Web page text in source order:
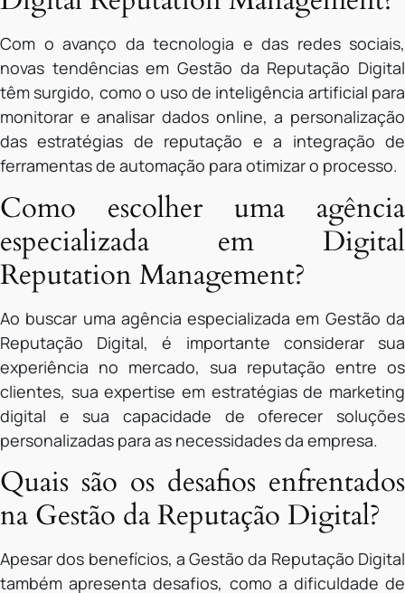
Com o avanço da tecnologia e das redes sociais,
novas tendências em Gestão da Reputação Digital
têm surgido, como o uso de inteligência artificial para
monitorar e analisar dados online, a personalização
das estratégias de reputação e a integração de
ferramentas de automação para otimizar o processo.
Como escolher uma agência
especializada em Digital
Reputation Management?
Ao buscar uma agência especializada em Gestão da
Reputação Digital, é importante considerar sua
experiência no mercado, sua reputação entre os
clientes, sua expertise em estratégias de marketing
digital e sua capacidade de oferecer soluções
personalizadas para as necessidades da empresa.
Quais são os desafios enfrentados
na Gestão da Reputação Digital?
Apesar dos benefícios, a Gestão da Reputação Digital
também apresenta desafios, como a dificuldade de